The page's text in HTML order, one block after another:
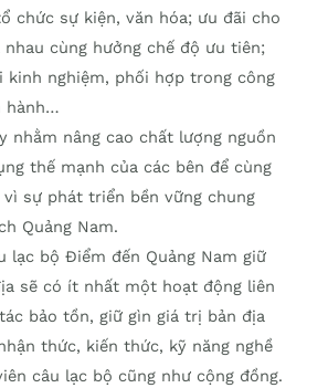
chức sự kiện, văn hóa; ưu đãi cho
nhau cùng hưởng chế độ ưu tiên;
kinh nghiệm, phối hợp trong công
hành…
nhằm nâng cao chất lượng nguồn
thế mạnh của các bên để cùng
sự phát triển bền vững chung
Quảng Nam.
lạc bộ Điểm đến Quảng Nam giữ
sẽ có ít nhất một hoạt động liên
bảo tồn, giữ gìn giá trị bản địa
thức, kiến thức, kỹ năng nghề
câu lạc bộ cũng như cộng đồng.